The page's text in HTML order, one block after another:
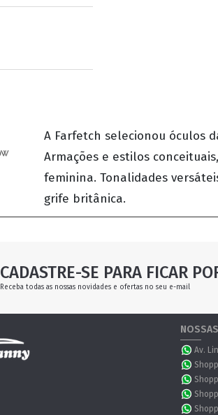
A Farfetch selecionou óculos
Armações e estilos
feminina. Tonalidades
grife britânica.
CADASTRE-SE PARA FICAR
Receba todas as nossas novidades e ofertas no seu e-mail
Av.